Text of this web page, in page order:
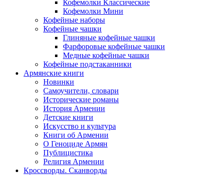
Кофемолки Классические
Кофемолки Мини
Кофейные наборы
Кофейные чашки
Глиняные кофейные чашки
Фарфоровые кофейные чашки
Медные кофейные чашки
Кофейные подстаканники
Армянские книги
Новинки
Самоучители, словари
Исторические романы
История Армении
Детские книги
Иcкусство и культура
Книги об Армении
О Геноциде Армян
Публицистика
Религия Армении
Кроссворды. Сканворды